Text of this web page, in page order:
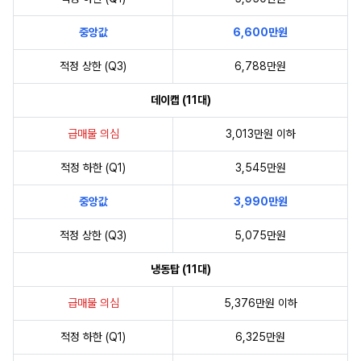
중앙값 6,600만원
적정 상한 (Q3) 6,788만원
데이캡 (11대)
급매물 의심 3,013만원 이하
적정 하한 (Q1) 3,545만원
중앙값 3,990만원
적정 상한 (Q3) 5,075만원
냉동탑 (11대)
급매물 의심 5,376만원 이하
적정 하한 (Q1) 6,325만원